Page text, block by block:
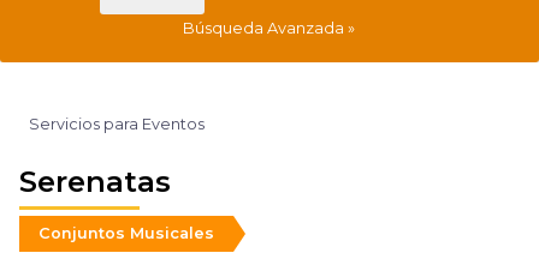
Búsqueda Avanzada
Servicios para Eventos
Serenatas
Conjuntos Musicales